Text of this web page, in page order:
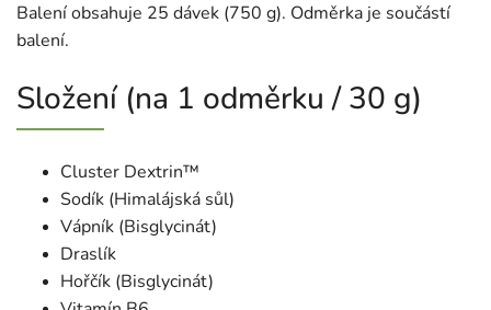
Balení obsahuje 25 dávek (750 g). Odměrka je součástí
balení.
Složení (na 1 odměrku / 30 g)
Cluster Dextrin™
Sodík (Himalájská sůl)
Vápník (Bisglycinát)
Draslík
Hořčík (Bisglycinát)